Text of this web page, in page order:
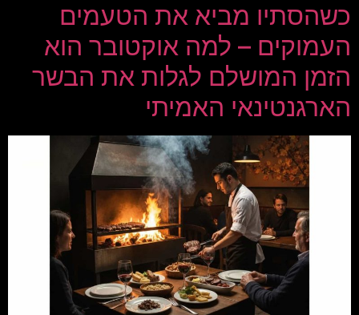
כשהסתיו מביא את הטעמים
העמוקים – למה אוקטובר הוא
הזמן המושלם לגלות את הבשר
הארגנטינאי האמיתי